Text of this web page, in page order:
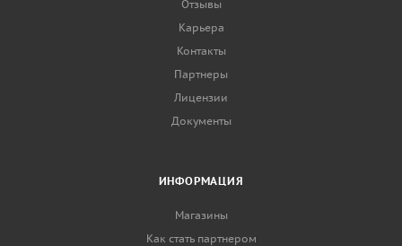
Отзывы
Карьера
Контакты
Партнеры
Лицензии
Документы
ИНФОРМАЦИЯ
Магазины
Как стать партнером